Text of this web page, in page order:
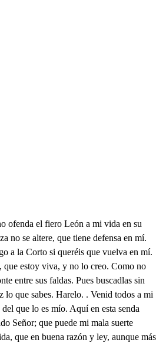
saca la causa por mí. Y si por ser singular testigo, no hiciere fe, muchos testigos daré, pues que me he de acreditar. Montes, jarales, desiertos hablad en mi abono ya, que ni fe es tal, que dará lengua avuestros cuerpos muertos, Jesús, así os alteráis, no lo dije yo por tanto, de esa discreción me espanto, perlas tantas no virtáis. Esto has hecho, vive Dios, que es desagradecimiento, y que con un pensamiento nos ofendes a los dos. Pues sin duda ha procedido, con tan heroico valor, que dudo yo que haya honor en mujer mejor nacido. Que quieres, yo me confieso en esto desconfiado, del Sol mil veces he estado celoso a perder el seso. Ponte encima de esa peña en tanto que aquí sosiego, y si viene gente, luego hazme Mauricio una seña. Dices bien, yo parto al punto. A mí querida Rosarda, tanto un enojo se guarda, advertid que estoy difunto. Mi bien en verás hablemos, que no cuesta tan barato este venturoso rato, para que le mal logremos. Puedo dejar de sentir tal sin razón? Grande ha sido, pero estoy arrepentido; a esto os podéis persuadir. Tiéneme muy ofendida ver poner duda en mi honor. Aquí me vuelve el amor, de un cabello el alma asida, Mas por el Cielo sagrado. que no es malo mi recelo, no es Arnesto, matarelo, engañome su criado. Para comprar la ocasión de que ya su dueño goza; a cuanto un traidor reboza en un cauto corazón. Mi pensamiento maldigo si a ofenderos se alargó, o me he de castigar yo, o vos me dad el castigo. De tudillas os suplico me le deis luego, o licencia, para que en vuestra presencia os vengue como público. Quisiera eso concederte, pero soy muy piadosa, porque me tienes quejosa, y en puntos de aborrecerte. Levanta. Dadme primero rigurosa penitencia. La que te da mi clemencia son mis brazos. Esos quiero. Que